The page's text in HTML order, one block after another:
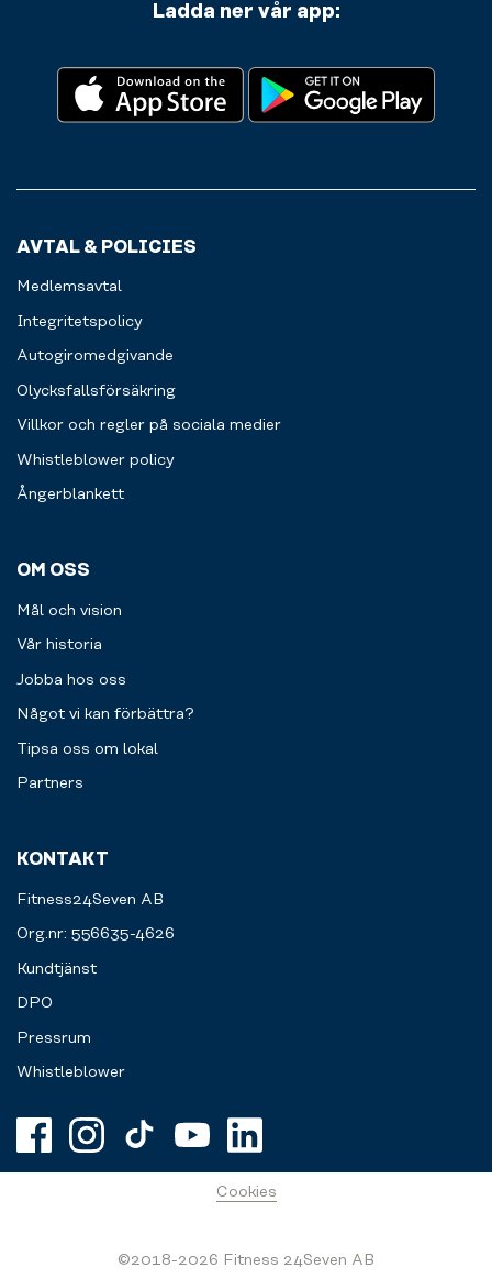
Ladda ner vår app:
AVTAL & POLICIES
Medlemsavtal
Integritetspolicy
Autogiromedgivande
Olycksfallsförsäkring
Villkor och regler på sociala medier
Whistleblower policy
Ångerblankett
OM OSS
Mål och vision
Vår historia
Jobba hos oss
Något vi kan förbättra?
Tipsa oss om lokal
Partners
KONTAKT
Fitness24Seven AB
Org.nr: 556635-4626
Kundtjänst
DPO
Pressrum
Whistleblower
Cookies
©2018-2026 Fitness 24Seven AB